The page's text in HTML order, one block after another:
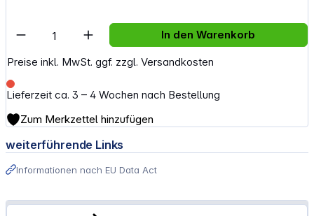
Preise inkl. MwSt. ggf. zzgl. Versandkosten
Lieferzeit ca. 3 – 4 Wochen nach Bestellung
Artikel Anzahl: Gib den gewünschten
In den Warenkorb
Zum Merkzettel hinzufügen
weiterführende Links
Informationen nach EU Data Act